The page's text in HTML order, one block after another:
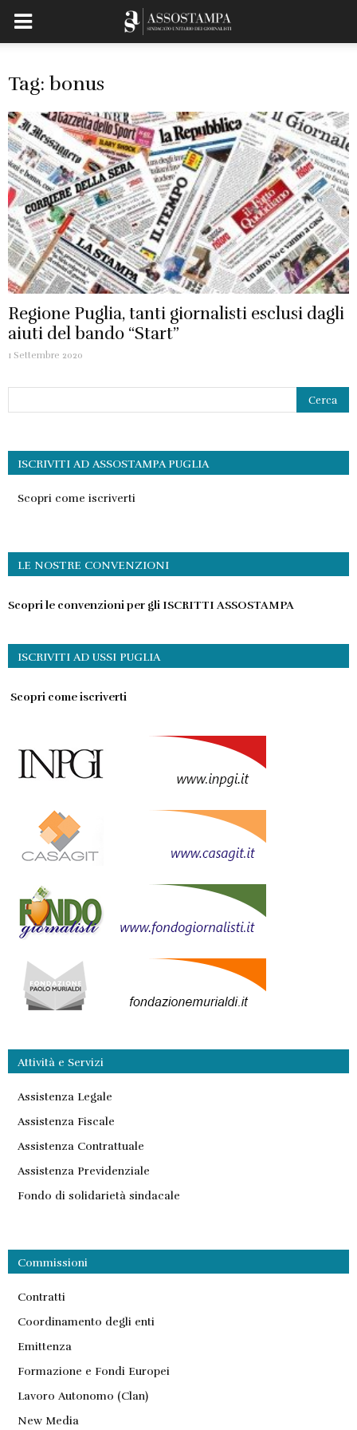
Tag: bonus
Regione Puglia, tanti giornalisti esclusi dagli
aiuti del bando “Start”
1 Settembre 2020
ISCRIVITI AD ASSOSTAMPA PUGLIA
Scopri come iscriverti
LE NOSTRE CONVENZIONI
Scopri le convenzioni per gli ISCRITTI ASSOSTAMPA
ISCRIVITI AD USSI PUGLIA
Scopri come iscriverti
Attività e Servizi
Assistenza Legale
Assistenza Fiscale
Assistenza Contrattuale
Assistenza Previdenziale
Fondo di solidarietà sindacale
Commissioni
Contratti
Coordinamento degli enti
Emittenza
Formazione e Fondi Europei
Lavoro Autonomo (Clan)
New Media